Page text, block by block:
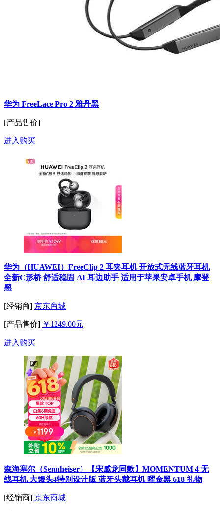
华为 FreeLace Pro 2 雅丹黑
[产品售价]
进入购买
华为（HUAWEI）FreeClip 2 耳夹耳机 开放式无线蓝牙耳机
全新C形桥 舒适稳固 AI 耳边助手 适用于苹果安卓手机 摩登
黑
[经销商] 京东商城
[产品售价] ￥1249.00元
进入购买
森海塞尔（Sennheiser）【宋威龙同款】MOMENTUM 4 无
线耳机 大馒头4特别设计版 蓝牙头戴耳机 曜金黑 618 礼物
[经销商] 京东商城